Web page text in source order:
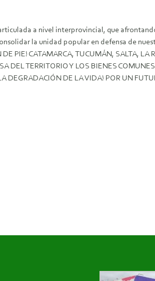
a nivel interprovincial, que
la unidad popular en defensa de
PIE! CATAMARCA, TUCUMÁN, SALTA,
DEL TERRITORIO Y LOS BIENES
DEGRADACIÓN DE LA VIDA! POR UN